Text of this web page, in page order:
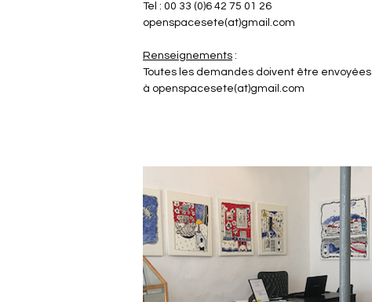
Tel : 00 33 (0)6 42 75 01 26
openspacesete(at)gmail.com
Renseignements :
Toutes les demandes doivent être envoyées
à openspacesete(at)gmail.com